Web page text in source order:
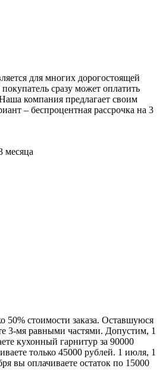
для многих дорогостоящей
сразу может оплатить
компания предлагает своим
– беспроцентная рассрочка на 3
месяца
50% стоимости заказа. Оставшуюся
3-мя равными частями. Допустим, 1
кухонный гарнитур за 90000
только 45000 рублей. 1 июля, 1
вы оплачиваете остаток по 15000